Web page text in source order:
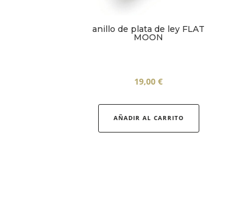
anillo de plata de ley FLAT
MOON
19,00€
AÑADIR AL CARRITO